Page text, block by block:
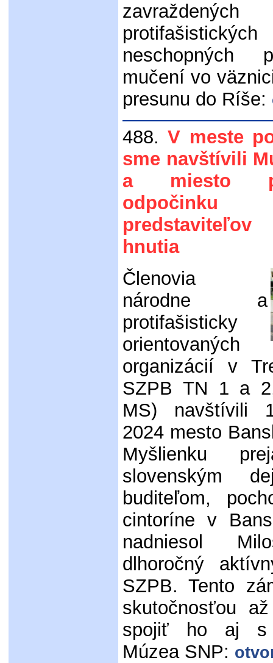
neschopných
mučení vo
presunu do Ríše:
488. V meste
sme navštívili
a miesto
odpočinku
predstaviteľov
hnutia
Členovia
národne a
protifašisticky
orientovaných
organizácií v
SZPB TN 1 a
MS) navštívili
2024 mesto
Myšlienku
slovenským
buditeľom,
cintoríne v
nadniesol
dlhoročný
SZPB. Tento
skutočnosťou
spojiť ho aj s
Múzea SNP: